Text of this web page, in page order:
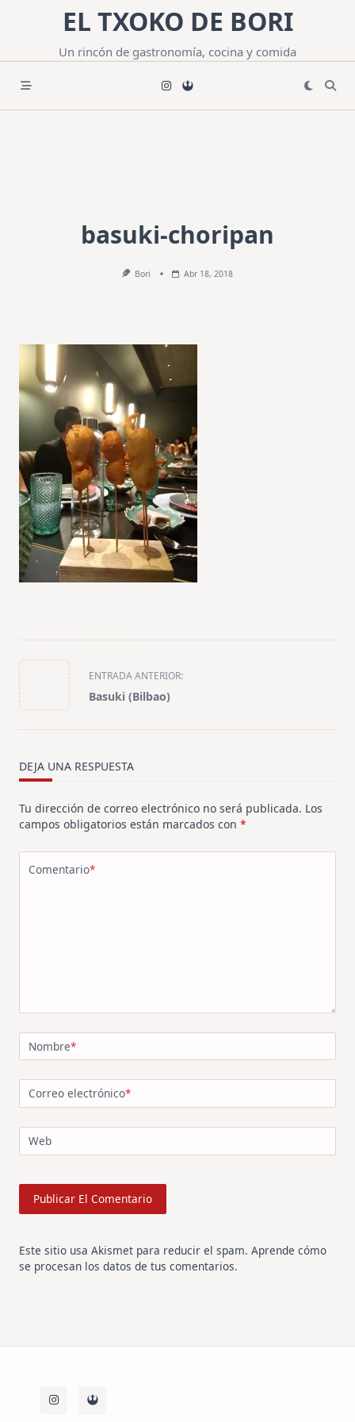
contenido
EL TXOKO DE BORI
Un rincón de gastronomía, cocina y comida
basuki-choripan
Bori Abr 18, 2018
<span
class="nav-
subtitle
screen-
text">Página</span>
ENTRADA ANTERIOR:
Basuki (Bilbao)
DEJA UNA RESPUESTA
Tu dirección de correo electrónico no será publicada. Los
campos obligatorios están marcados con *
Comentario*
Nombre*
Correo electrónico*
Web
Este sitio usa Akismet para reducir el spam. Aprende cómo
se procesan los datos de tus comentarios.